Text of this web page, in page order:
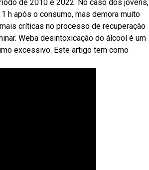
de 2010 e 2022. No caso dos jovens,
h após o consumo, mas demora muito
críticas no processo de recuperação
Weba desintoxicação do álcool é um
excessivo. Este artigo tem como